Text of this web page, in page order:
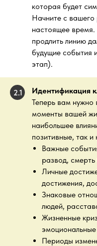
которая будет
Начните с вашего
настоящее время.
продлить линию
будущие события
этап).
2.1
Идентификация
Теперь вам нужно
моменты вашей
наибольшее
позитивные, так
Важные
развод, смерть
Личные
достижения,
Знаковые
людей,
Жизненные
Периоды